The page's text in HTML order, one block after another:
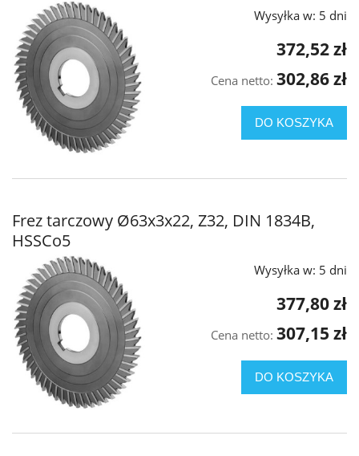
Wysyłka w: 5 dni
372,52 zł
Cena netto: 302,86 zł
DO KOSZYKA
Frez tarczowy Ø63x3x22, Z32, DIN 1834B,
HSSCo5
Wysyłka w: 5 dni
377,80 zł
Cena netto: 307,15 zł
DO KOSZYKA